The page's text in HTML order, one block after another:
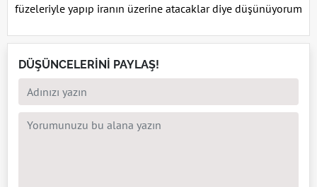
füzeleriyle yapıp iranın üzerine atacaklar diye düşünüyorum
DÜŞÜNCELERİNİ PAYLAŞ!